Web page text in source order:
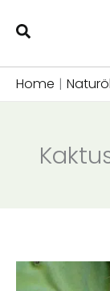
Inhalt
Home |